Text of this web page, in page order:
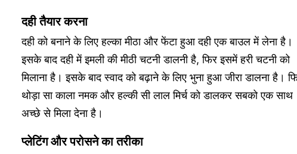
दही तैयार करना
दही को बनाने के लिए हल्का मीठा और फेंटा हुआ दही एक बाउल में लेना है।
इसके बाद दही में इमली की मीठी चटनी डालनी है, फिर इसमें हरी चटनी को
मिलाना है। इसके बाद स्वाद को बढ़ाने के लिए भुना हुआ जीरा डालना है।
थोड़ा सा काला नमक और हल्की सी लाल मिर्च को डालकर सबको एक साथ
अच्छे से मिला देना है।
प्लेटिंग और परोसने का तरीका